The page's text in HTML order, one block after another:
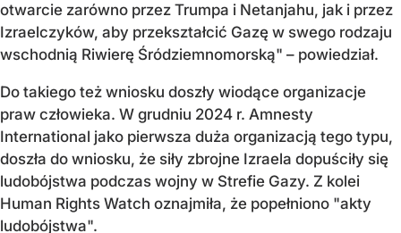
otwarcie zarówno przez Trumpa i Netanjahu, jak i przez
Izraelczyków, aby przekształcić Gazę w swego rodzaju
wschodnią Riwierę Śródziemnomorską" – powiedział.
Do takiego też wniosku doszły wiodące organizacje
praw człowieka. W grudniu 2024 r. Amnesty
International jako pierwsza duża organizacją tego typu,
doszła do wniosku, że siły zbrojne Izraela dopuściły się
ludobójstwa podczas wojny w Strefie Gazy. Z kolei
Human Rights Watch oznajmiła, że popełniono "akty
ludobójstwa".